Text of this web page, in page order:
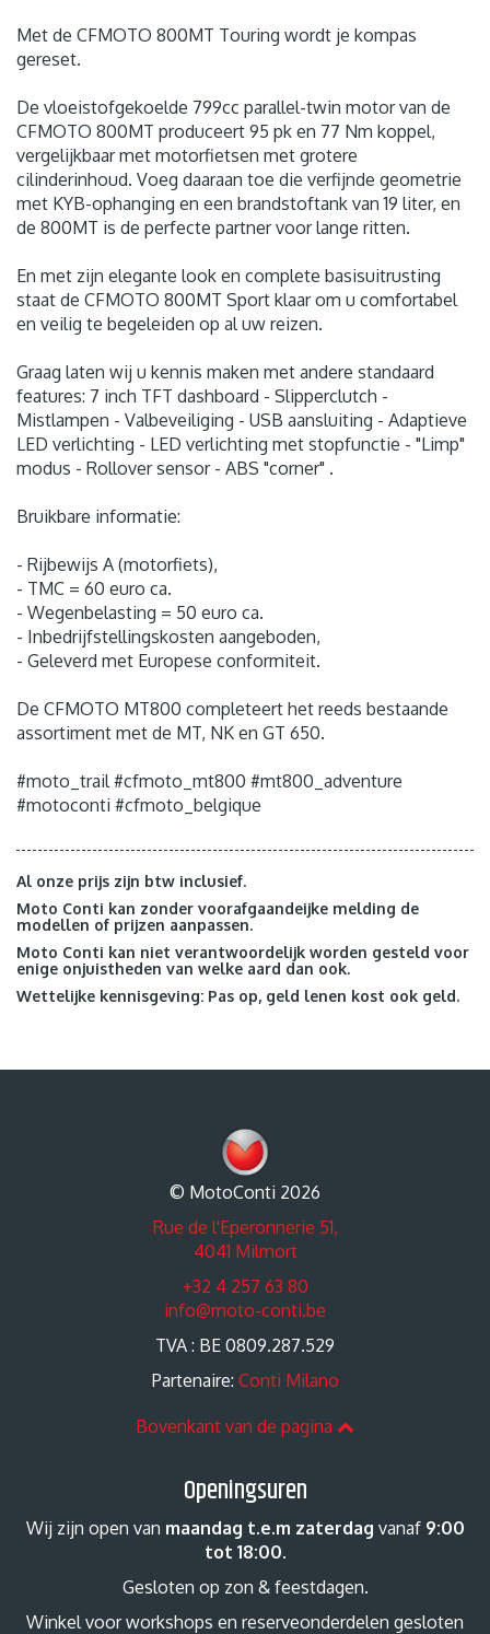
Met de CFMOTO 800MT Touring wordt je kompas
gereset.
De vloeistofgekoelde 799cc parallel-twin motor van de
CFMOTO 800MT produceert 95 pk en 77 Nm koppel,
vergelijkbaar met motorfietsen met grotere
cilinderinhoud. Voeg daaraan toe die verfijnde geometrie
met KYB-ophanging en een brandstoftank van 19 liter, en
de 800MT is de perfecte partner voor lange ritten.
En met zijn elegante look en complete basisuitrusting
staat de CFMOTO 800MT Sport klaar om u comfortabel
en veilig te begeleiden op al uw reizen.
Graag laten wij u kennis maken met andere standaard
features: 7 inch TFT dashboard - Slipperclutch -
Mistlampen - Valbeveiliging - USB aansluiting - Adaptieve
LED verlichting - LED verlichting met stopfunctie - "Limp"
modus - Rollover sensor - ABS "corner" .
Bruikbare informatie:
- Rijbewijs A (motorfiets),
- TMC = 60 euro ca.
- Wegenbelasting = 50 euro ca.
- Inbedrijfstellingskosten aangeboden,
- Geleverd met Europese conformiteit.
De CFMOTO MT800 completeert het reeds bestaande
assortiment met de MT, NK en GT 650.
#moto_trail #cfmoto_mt800 #mt800_adventure
#motoconti #cfmoto_belgique
Al onze prijs zijn btw inclusief.
Moto Conti kan zonder voorafgaandeijke melding de
modellen of prijzen aanpassen.
Moto Conti kan niet verantwoordelijk worden gesteld voor
enige onjuistheden van welke aard dan ook.
Wettelijke kennisgeving: Pas op, geld lenen kost ook geld.
© MotoConti 2026
Rue de l'Eperonnerie 51,
4041 Milmort
+32 4 257 63 80
info@moto-conti.be
TVA : BE 0809.287.529
Partenaire: Conti Milano
Bovenkant van de pagina
Openingsuren
Wij zijn open van maandag t.e.m zaterdag vanaf 9:00
tot 18:00.
Gesloten op zon & feestdagen.
Winkel voor workshops en reserveonderdelen gesloten